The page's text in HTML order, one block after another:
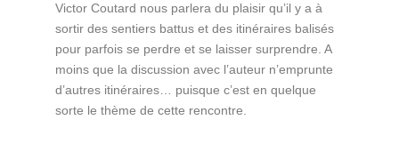
Victor Coutard nous parlera du plaisir qu’il y a à
sortir des sentiers battus et des itinéraires balisés
pour parfois se perdre et se laisser surprendre. A
moins que la discussion avec l’auteur n’emprunte
d’autres itinéraires… puisque c’est en quelque
sorte le thème de cette rencontre.